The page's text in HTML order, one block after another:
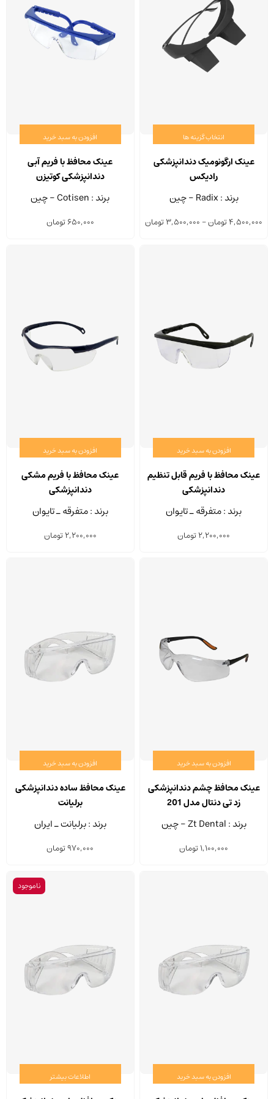
انتخاب گزینه ها
این
محصول
می
عینک ارگونومیک دندانپزشکی
رادیکس
برند : Radix - چین
4,500,000تومان–
3,500,000تومانPrice
افزودن به سبد خرید
عینک محافظ با فریم آبی
دندانپزشکی کوتیزن
برند : Cotisen - چین
650,000تومان
افزودن به سبد خرید
عینک محافظ با فریم قابل تنظیم
دندانپزشکی
برند : متفرقه ـ تایوان
2,200,000تومان
افزودن به سبد خرید
عینک محافظ با فریم مشکی
دندانپزشکی
برند : متفرقه ـ تایوان
2,200,000تومان
افزودن به سبد خرید
عینک محافظ چشم دندانپزشکی
زد تی دنتال مدل 201
برند : Zt Dental - چین
1,100,000تومان
افزودن به سبد خرید
عینک محافظ ساده دندانپزشکی
برلیانت
برند : برلیانت ـ ایران
970,000تومان
افزودن به سبد خرید
ناموجود
اطلاعات بیشتر